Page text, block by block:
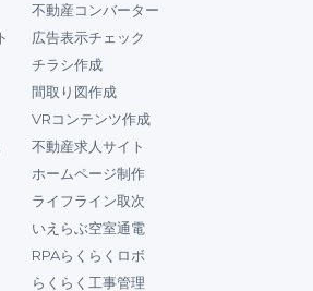
不動産コンバーター
広告表示チェック
チラシ作成
間取り図作成
VRコンテンツ作成
不動産求人サイト
ホームページ制作
ライフライン取次
いえらぶ空室通電
RPAらくらくロボ
らくらく工事管理